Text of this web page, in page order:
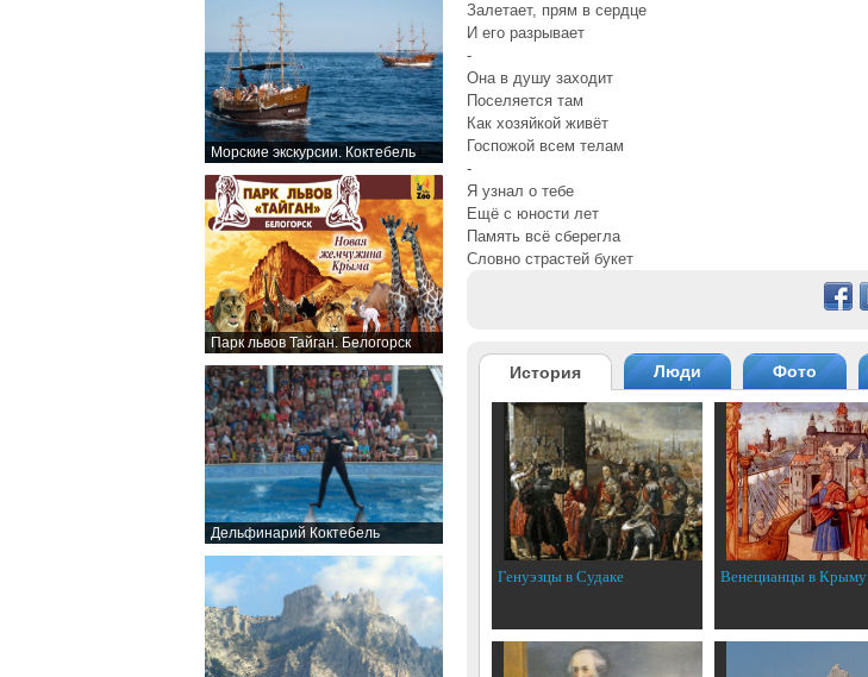
Морские экскурсии. Коктебель
Парк львов Тайган. Белогорск
Дельфинарий Коктебель
Залетает, прям в сердце
И его разрывает
-
Она в душу заходит
Поселяется там
Как хозяйкой живёт
Госпожой всем телам
-
Я узнал о тебе
Ещё с юности лет
Память всё сберегла
Словно страстей букет
История Люди Фото
Генуэзцы в Судаке Венецианцы в Крыму